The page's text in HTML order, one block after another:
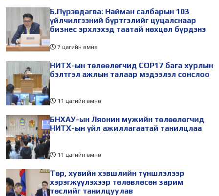
Б.Пүрэвдагва: Найман салбарын 103
үйлчилгээний бүртгэлийг цуцалснаар
бизнес эрхлэхэд таатай нөхцөл бүрдэнэ
7 цагийн өмнө
НИТХ-ын төлөөлөгчид COP17 бага хурлын
бэлтгэл ажлын талаар мэдээлэл сонслоо
11 цагийн өмнө
БНХАУ-ын Ляонин мужийн төлөөлөгчид
НИТХ-ын үйл ажиллагаатай танилцлаа
11 цагийн өмнө
Төр, хувийн хэвшлийн түншлэлээр
хэрэгжүүлэхээр төлөвлөсөн зарим
төслийг танилцуулав